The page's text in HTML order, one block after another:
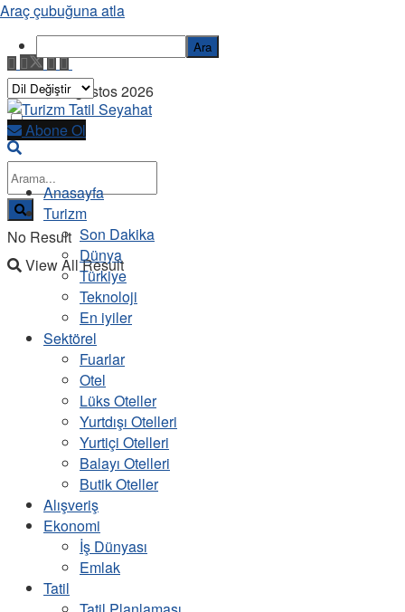
Cuma, 7 Ağustos 2026
No Result
View All Result
Abone Ol
Anasayfa
Turizm
Son Dakika
Dünya
Türkiye
Teknoloji
En iyiler
Sektörel
Fuarlar
Otel
Lüks Oteller
Yurtdışı Otelleri
Yurtiçi Otelleri
Balayı Otelleri
Butik Oteller
Alışveriş
Ekonomi
İş Dünyası
Emlak
Tatil
Araç çubuğuna atla
Ara